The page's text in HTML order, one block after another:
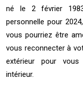
né le 2 février
personnelle pour
vous pourriez être
vous reconnecter à
extérieur pour vous
intérieur.